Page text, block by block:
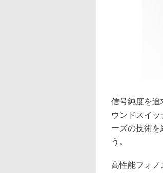
信号純度を追
ウンドスイ
ーズの技術
う。
高性能フォノ